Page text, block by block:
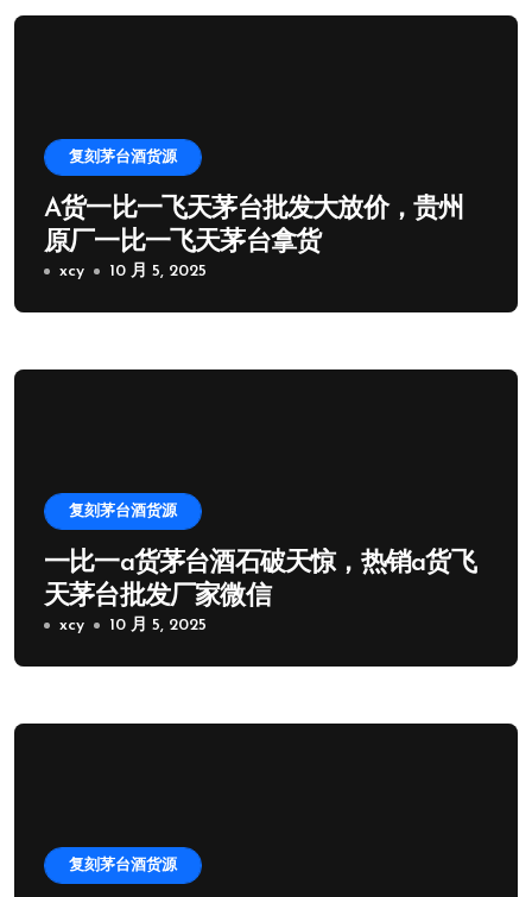
复刻茅台酒货源
A货一比一飞天茅台批发大放价，贵州
原厂一比一飞天茅台拿货
xcy 10 月 5, 2025
复刻茅台酒货源
一比一a货茅台酒石破天惊，热销a货飞
天茅台批发厂家微信
xcy 10 月 5, 2025
复刻茅台酒货源